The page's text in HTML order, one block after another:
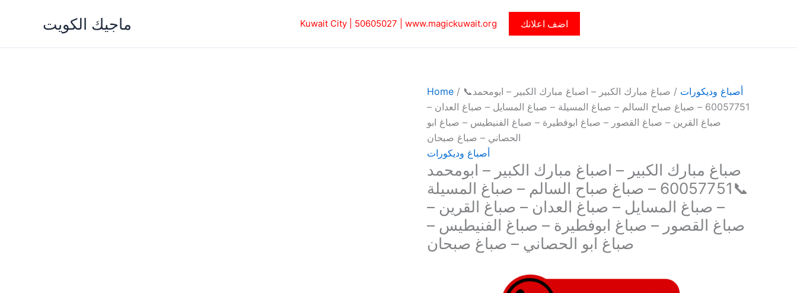
ماجيك الكويت Kuwait City | 50605027‎ www.magickuwait.org اضف اعلانك
Home / أصباغ وديكورات / صباغ مبارك الكبير – اصباغ مبارك الكبير – ابومحمد📞
60057751 – صباغ صباح السالم – صباغ المسيلة – صباغ المسايل – صباغ العدان –
صباغ القرين – صباغ القصور – صباغ ابوفطيرة – صباغ الفنيطيس – صباغ ابو
الحصاني – صباغ صبحان
أصباغ وديكورات
صباغ مبارك الكبير – اصباغ مبارك الكبير – ابومحمد
📞60057751 – صباغ صباح السالم – صباغ المسيلة
– صباغ المسايل – صباغ العدان – صباغ القرين –
صباغ القصور – صباغ ابوفطيرة – صباغ الفنيطيس –
صباغ ابو الحصاني – صباغ صبحان